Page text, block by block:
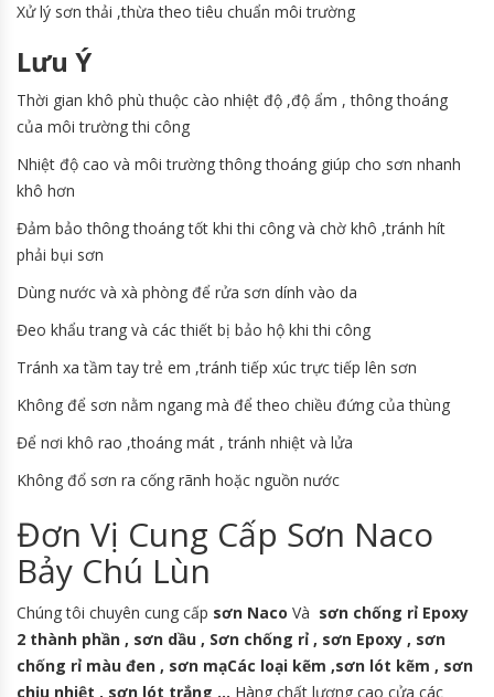
Xử lý sơn thải ,thừa theo tiêu chuẩn môi trường
Lưu Ý
Thời gian khô phù thuộc cào nhiệt độ ,độ ẩm , thông thoáng
của môi trường thi công
Nhiệt độ cao và môi trường thông thoáng giúp cho sơn nhanh
khô hơn
Đảm bảo thông thoáng tốt khi thi công và chờ khô ,tránh hít
phải bụi sơn
Dùng nước và xà phòng để rửa sơn dính vào da
Đeo khẩu trang và các thiết bị bảo hộ khi thi công
Tránh xa tầm tay trẻ em ,tránh tiếp xúc trực tiếp lên sơn
Không để sơn nằm ngang mà để theo chiều đứng của thùng
Để nơi khô rao ,thoáng mát , tránh nhiệt và lửa
Không đổ sơn ra cống rãnh hoặc nguồn nước
Đơn Vị Cung Cấp Sơn Naco
Bảy Chú Lùn
Chúng tôi chuyên cung cấp sơn Naco Và sơn chống rỉ Epoxy
2 thành phần , sơn dầu , Sơn chống rỉ , sơn Epoxy , sơn
chống rỉ màu đen , sơn mạCác loại kẽm ,sơn lót kẽm , sơn
chịu nhiệt , sơn lót trắng … Hàng chất lượng cao cửa các